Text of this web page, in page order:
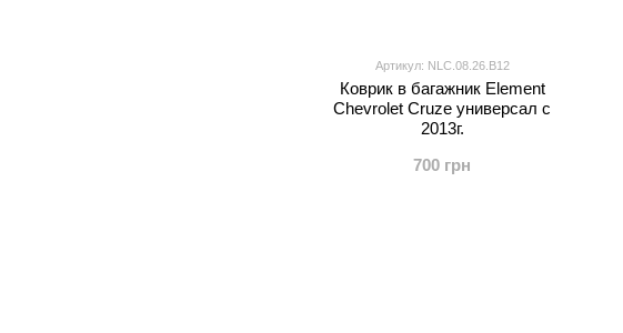
Артикул: NLC.08.26.B12
Коврик в багажник Element
Chevrolet Cruze универсал с
2013г.
700 грн